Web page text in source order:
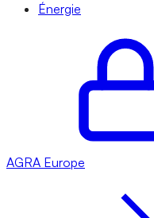
Énergie
AGRA Europe